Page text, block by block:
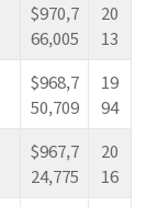
$970,7
66,005
20
13
$968,7
50,709
19
94
$967,7
24,775
20
16